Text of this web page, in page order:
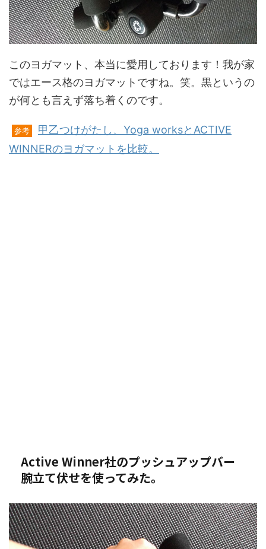
このヨガマット、本当に愛用しております！我が家
ではエース格のヨガマットですね。笑。黒というの
が何とも言えず落ち着くのです。
参考
甲乙つけがたし、Yoga worksとACTIVE
WINNERのヨガマットを比較。
Active Winner社のプッシュアップバー
腕立て伏せを使ってみた。